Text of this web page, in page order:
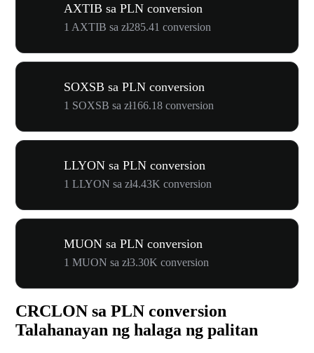
AXTIB sa PLN conversion
1 AXTIB sa zł285.41 conversion
SOXSB sa PLN conversion
1 SOXSB sa zł166.18 conversion
LLYON sa PLN conversion
1 LLYON sa zł4.43K conversion
MUON sa PLN conversion
1 MUON sa zł3.30K conversion
CRCLON sa PLN conversion
Talahanayan ng halaga ng palitan